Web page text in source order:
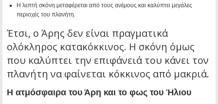
Η λεπτή σκόνη μεταφέρεται από τους ανέμους και καλύπτει μεγάλες
περιοχές του πλανήτη.
Έτσι, ο Άρης δεν είναι πραγματικά
ολόκληρος κατακόκκινος. Η σκόνη όμως
που καλύπτει την επιφάνειά του κάνει τον
πλανήτη να φαίνεται κόκκινος από μακριά.
Η ατμόσφαιρα του Άρη και το φως του Ήλιου